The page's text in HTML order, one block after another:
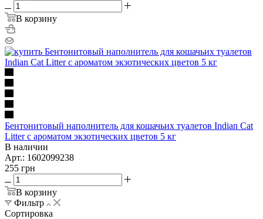
В корзину
Бентонитовый наполнитель для кошачьих туалетов Indian Cat
Litter с ароматом экзотических цветов 5 кг
В наличии
Арт.: 1602099238
255 грн
В корзину
Фильтр
Сортировка